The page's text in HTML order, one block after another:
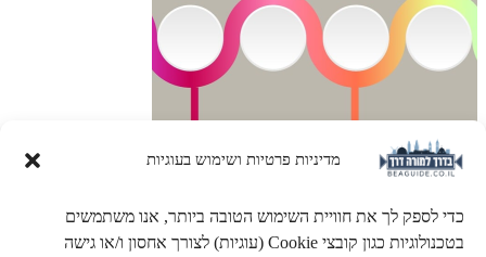
מדיניות פרטיות ושימוש בעוגיות
כדי לספק לך את חוויית השימוש הטובה ביותר, אנו משתמשים
בטכנולוגיות כגון קובצי Cookie (עוגיות) לצורך אחסון ו/או גישה
ציר הזמן של ירושלים